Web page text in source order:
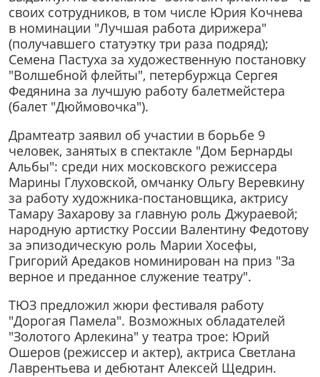
своих сотрудников, в том числе Юрия Кочнева
в номинации "Лучшая работа дирижера"
(получавшего статуэтку три раза подряд);
Семена Пастуха за художественную постановку
"Волшебной флейты", петербуржца Сергея
Федянина за лучшую работу балетмейстера
(балет "Дюймовочка").
Драмтеатр заявил об участии в борьбе 9
человек, занятых в спектакле "Дом Бернарды
Альбы": среди них московского режиссера
Марины Глуховской, омчанку Ольгу Веревкину
за работу художника-постановщика, актрису
Тамару Захарову за главную роль Джураевой;
народную артистку России Валентину Федотову
за эпизодическую роль Марии Хосефы,
Григорий Аредаков номинирован на приз "За
верное и преданное служение театру".
ТЮЗ предложил жюри фестиваля работу
"Дорогая Памела". Возможных обладателей
"Золотого Арлекина" у театра трое: Юрий
Ошеров (режиссер и актер), актриса Светлана
Лаврентьева и дебютант Алексей Щедрин.